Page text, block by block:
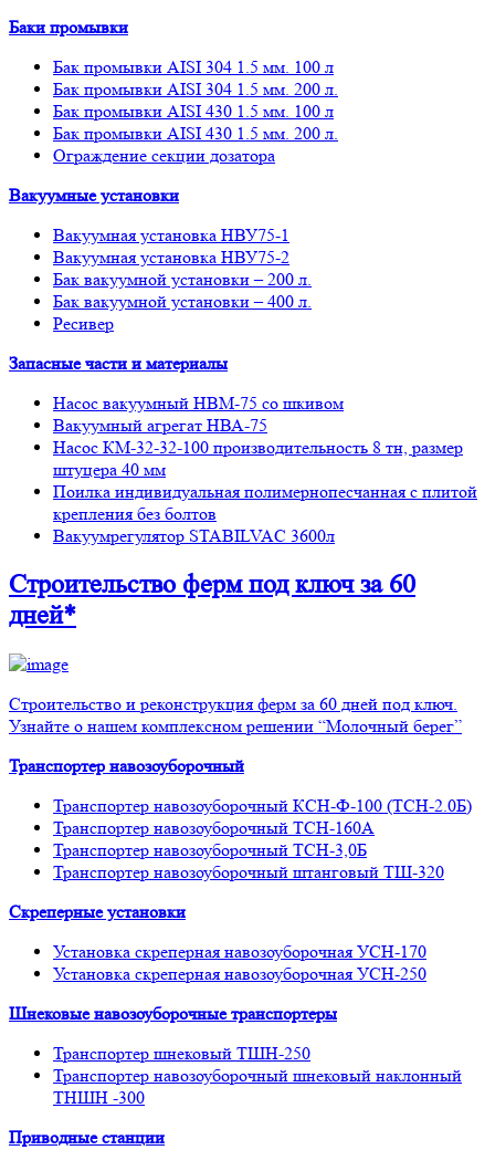
Баки промывки
Бак промывки AISI 304 1.5 мм. 100 л
Бак промывки AISI 304 1.5 мм. 200 л.
Бак промывки AISI 430 1.5 мм. 100 л
Бак промывки AISI 430 1.5 мм. 200 л.
Ограждение секции дозатора
Вакуумные установки
Вакуумная установка НВУ75-1
Вакуумная установка НВУ75-2
Бак вакуумной установки – 200 л.
Бак вакуумной установки – 400 л.
Ресивер
Запасные части и материалы
Насос вакуумный НВМ-75 со шкивом
Вакуумный агрегат НВА-75
Насос КМ-32-32-100 производительность 8 тн, размер
штуцера 40 мм
Поилка индивидуальная полимернопесчанная с плитой
крепления без болтов
Вакуумрегулятор STABILVAC 3600л
Строительство фермпод ключ за 60
дней*
Строительство и реконструкция ферм за 60 дней под ключ.
Узнайте о нашем комплексном решении “Молочный берег”
Транспортер навозоуборочный
Транспортер навозоуборочный КСН-Ф-100 (ТСН-2.0Б)
Транспортер навозоуборочный ТСН-160А
Транспортер навозоуборочный ТСН-3,0Б
Транспортер навозоуборочный штанговый ТШ-320
Скреперные установки
Установка скреперная навозоуборочная УСН-170
Установка скреперная навозоуборочная УСН-250
Шнековые навозоуборочные транспортеры
Транспортер шнековый ТШН-250
Транспортер навозоуборочный шнековый наклонный
ТНШН -300
Приводные станции